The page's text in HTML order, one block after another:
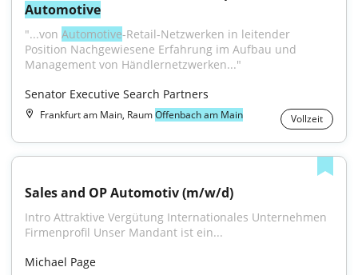
Automotive
"...von Automotive-Retail-Netzwerken in leitender
Position Nachgewiesene Erfahrung im Aufbau und
Management von Händlernetzwerken..."
Senator Executive Search Partners
Frankfurt am Main, RaumOffenbach am Main Vollzeit
Sales and OP Automotiv (m/w/d)
Intro Attraktive Vergütung Internationales Unternehmen
Firmenprofil Unser Mandant ist ein...
Michael Page